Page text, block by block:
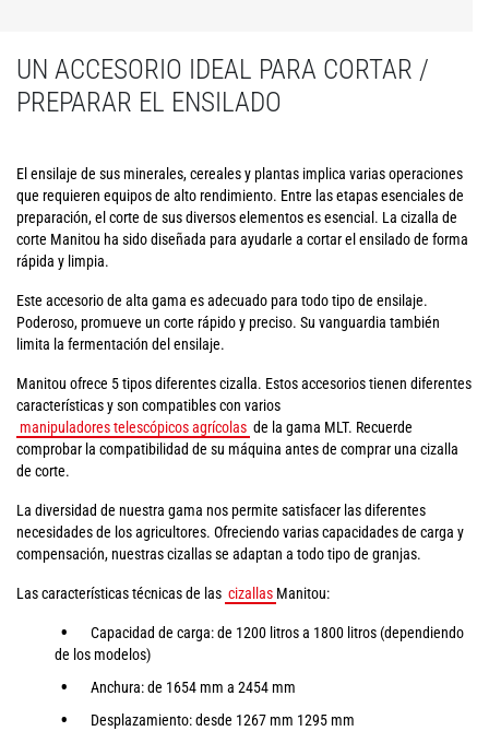
UN ACCESORIO IDEAL PARA CORTAR /
PREPARAR EL ENSILADO
El ensilaje de sus minerales, cereales y plantas implica varias operaciones
que requieren equipos de alto rendimiento. Entre las etapas esenciales de
preparación, el corte de sus diversos elementos es esencial. La cizalla de
corte Manitou ha sido diseñada para ayudarle a cortar el ensilado de forma
rápida y limpia.
Este accesorio de alta gama es adecuado para todo tipo de ensilaje.
Poderoso, promueve un corte rápido y preciso. Su vanguardia también
limita la fermentación del ensilaje.
Manitou ofrece 5 tipos diferentes cizalla. Estos accesorios tienen diferentes
características y son compatibles con varios
manipuladores telescópicos agrícolas de la gama MLT. Recuerde
comprobar la compatibilidad de su máquina antes de comprar una cizalla
de corte.
La diversidad de nuestra gama nos permite satisfacer las diferentes
necesidades de los agricultores. Ofreciendo varias capacidades de carga y
compensación, nuestras cizallas se adaptan a todo tipo de granjas.
Las características técnicas de las cizallas Manitou:
Capacidad de carga: de 1200 litros a 1800 litros (dependiendo
de los modelos)
Anchura: de 1654 mm a 2454 mm
Desplazamiento: desde 1267 mm 1295 mm